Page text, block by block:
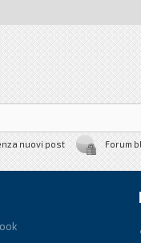
nuovi post Forum